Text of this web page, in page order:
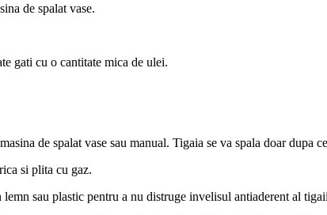
de spalat vase.
gati cu o cantitate mica de ulei.
de spalat vase sau manual. Tigaia se va spala doar dupa
si plita cu gaz.
sau plastic pentru a nu distruge invelisul antiaderent al